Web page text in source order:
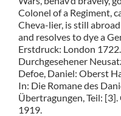
Colonel of a Regiment,
Cheva-lier, is still
and resolves to dye a
Erstdruck: London 1722.
Durchgesehener
Defoe, Daniel: Oberst
In: Die Romane des
Übertragungen, Teil:
1919.